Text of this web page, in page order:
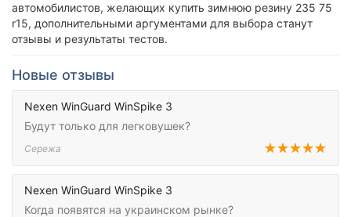
автомобилистов, желающих купить зимнюю резину 235 75
r15, дополнительными аргументами для выбора станут
отзывы и результаты тестов.
Новые отзывы
Nexen WinGuard WinSpike 3
Будут только для легковушек?
Сережа
Nexen WinGuard WinSpike 3
Когда появятся на украинском рынке?